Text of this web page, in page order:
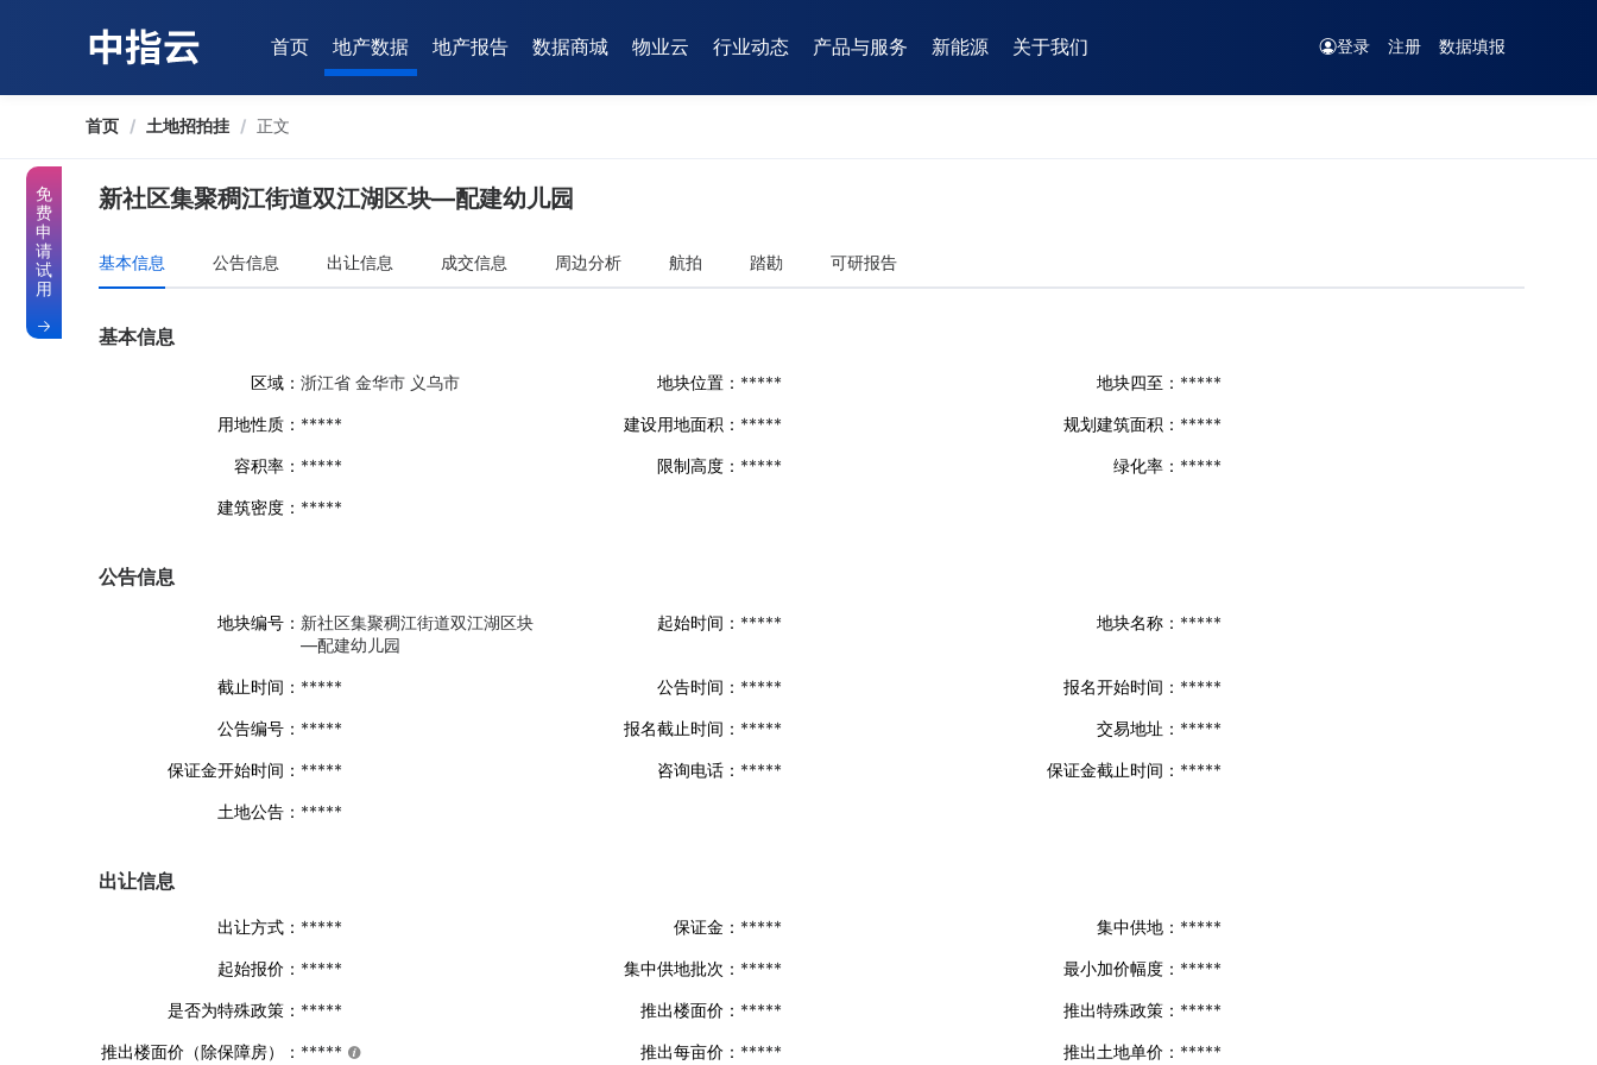
首页 地产数据 地产报告 数据商城 物业云 行业动态 产品与服务 新能源 关于我们 登录 注册 数据填报
首页 / 土地招拍挂 / 正文
新社区集聚稠江街道双江湖区块—配建幼儿园
基本信息 公告信息 出让信息 成交信息 周边分析 航拍 踏勘 可研报告
免
费
申
请
试
用
基本信息
区域： 浙江省 金华市 义乌市 地块位置： ***** 地块四至： *****
用地性质： ***** 建设用地面积： ***** 规划建筑面积： *****
容积率： ***** 限制高度： ***** 绿化率： *****
建筑密度： *****
公告信息
地块编号： 新社区集聚稠江街道双江湖区块
—配建幼儿园
起始时间： ***** 地块名称： *****
截止时间： ***** 公告时间： ***** 报名开始时间： *****
公告编号： ***** 报名截止时间： ***** 交易地址： *****
保证金开始时间： ***** 咨询电话： ***** 保证金截止时间： *****
土地公告： *****
出让信息
出让方式： ***** 保证金： ***** 集中供地： *****
起始报价： ***** 集中供地批次： ***** 最小加价幅度： *****
是否为特殊政策： ***** 推出楼面价： ***** 推出特殊政策： *****
推出楼面价（除保障房）： ***** 推出每亩价： ***** 推出土地单价： *****